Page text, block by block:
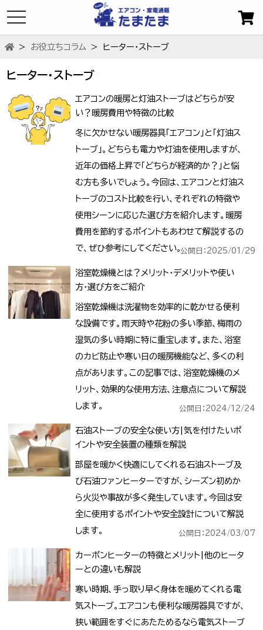
お役立ちコラム ヒーター・ストーブ
ヒーター・ストーブ
エアコンの暖房と灯油ストーブはどちらが安
い？暖房費用や特徴の比較
冬に欠かせない暖房器具「エアコン」と「灯油ス
トーブ」。どちらも電力や灯油を使用しますが、
近年の価格上昇で「どちらが経済的か？」と悩
む方も多いでしょう。今回は、エアコンと灯油ス
トーブのコスト比較を行い、それぞれの特徴や
使用シーンに応じた選び方を紹介します。暖房
費用を節約するポイントもあわせて解説するの
で、ぜひ参考にしてください。公開日：2025/01/29
浴室乾燥機とは？メリット・デメリットや使い
方・選び方をご紹介
浴室乾燥機は洗濯物を効率的に乾かせる便利
な設備です。雨天時や花粉の多い季節、梅雨の
湿気の多い時期に特に重宝します。また、浴室
のカビ防止や寒い日の暖房機能など、多くの利
点があります。この記事では、浴室乾燥機のメ
リット、効果的な使用方法、注意点について解説
します。
公開日：2024/12/24
石油ストーブの安全な使い方|気を付けたいポ
イントや安全装置の種類を解説
部屋を暖かく快適にしてくれる石油ストーブ及
び石油ファンヒーターですが、シーズン初めか
ら火災や事故が多く発生しています。今回は安
全に使用するポイントや安全設計について解説
します。
公開日：2024/03/07
カーボンヒーターの特徴とメリット|他のヒータ
ーとの違いも解説
寒い時期、手っ取り早く身体を暖めてくれる電
気ストーブ。エアコンも便利な暖房器具ですが、
狭い範囲をすぐにあたためるなら電気ストーブ
toggle
navigation